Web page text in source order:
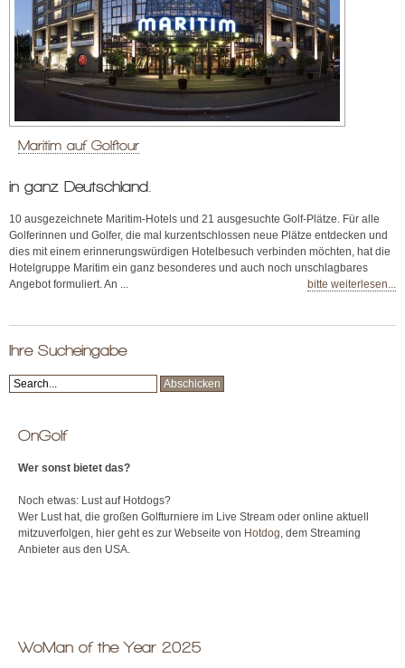
Maritim auf Golftour
in ganz Deutschland.
10 ausgezeichnete Maritim-Hotels und 21 ausgesuchte Golf-Plätze. Für alle
Golferinnen und Golfer, die mal kurzentschlossen neue Plätze entdecken und
dies mit einem erinnerungswürdigen Hotelbesuch verbinden möchten, hat die
Hotelgruppe Maritim ein ganz besonderes und auch noch unschlagbares
Angebot formuliert. An ...
bitte weiterlesen...
Ihre Sucheingabe
OnGolf
Wer sonst bietet das?
Noch etwas: Lust auf Hotdogs?
Wer Lust hat, die großen Golfturniere im Live Stream oder online aktuell
mitzuverfolgen, hier geht es zur Webseite von Hotdog, dem Streaming
Anbieter aus den USA.
WoMan of the Year 2025